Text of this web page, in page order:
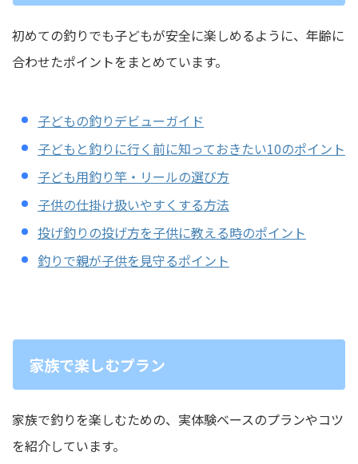
初めての釣りでも子どもが安全に楽しめるように、年齢に
合わせたポイントをまとめています。
子どもの釣りデビューガイド
子どもと釣りに行く前に知っておきたい10のポイント
子ども用釣り竿・リールの選び方
子供の仕掛け扱いやすくする方法
投げ釣りの投げ方を子供に教える時のポイント
釣りで親が子供を見守るポイント
家族で楽しむプラン
家族で釣りを楽しむための、実体験ベースのプランやコツ
を紹介しています。